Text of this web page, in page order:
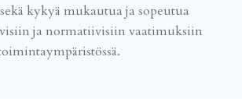
kykyä mukautua ja sopeutua
ja normatiivisiin vaatimuksiin